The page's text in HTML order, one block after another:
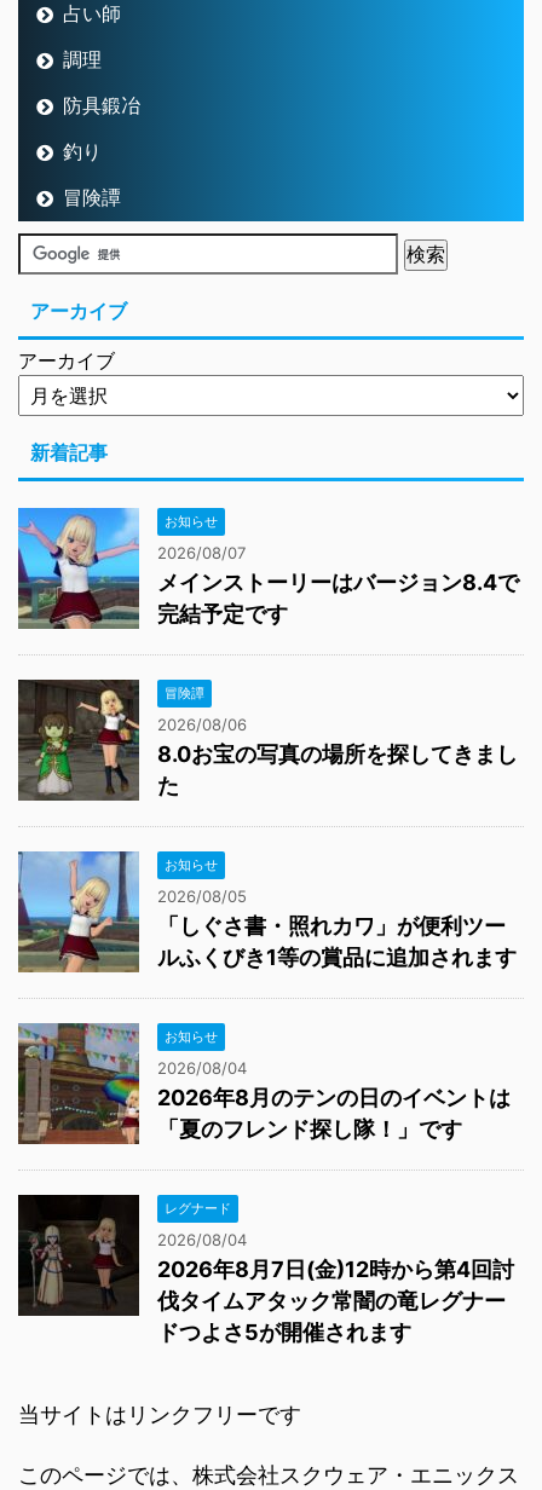
占い師
調理
防具鍛冶
釣り
冒険譚
アーカイブ
アーカイブ
新着記事
お知らせ
2026/08/07
メインストーリーはバージョン8.4で
完結予定です
冒険譚
2026/08/06
8.0お宝の写真の場所を探してきまし
た
お知らせ
2026/08/05
「しぐさ書・照れカワ」が便利ツー
ルふくびき1等の賞品に追加されます
お知らせ
2026/08/04
2026年8月のテンの日のイベントは
「夏のフレンド探し隊！」です
レグナード
2026/08/04
2026年8月7日(金)12時から第4回討
伐タイムアタック常闇の竜レグナー
ドつよさ5が開催されます
当サイトはリンクフリーです
このページでは、株式会社スクウェア・エニックス